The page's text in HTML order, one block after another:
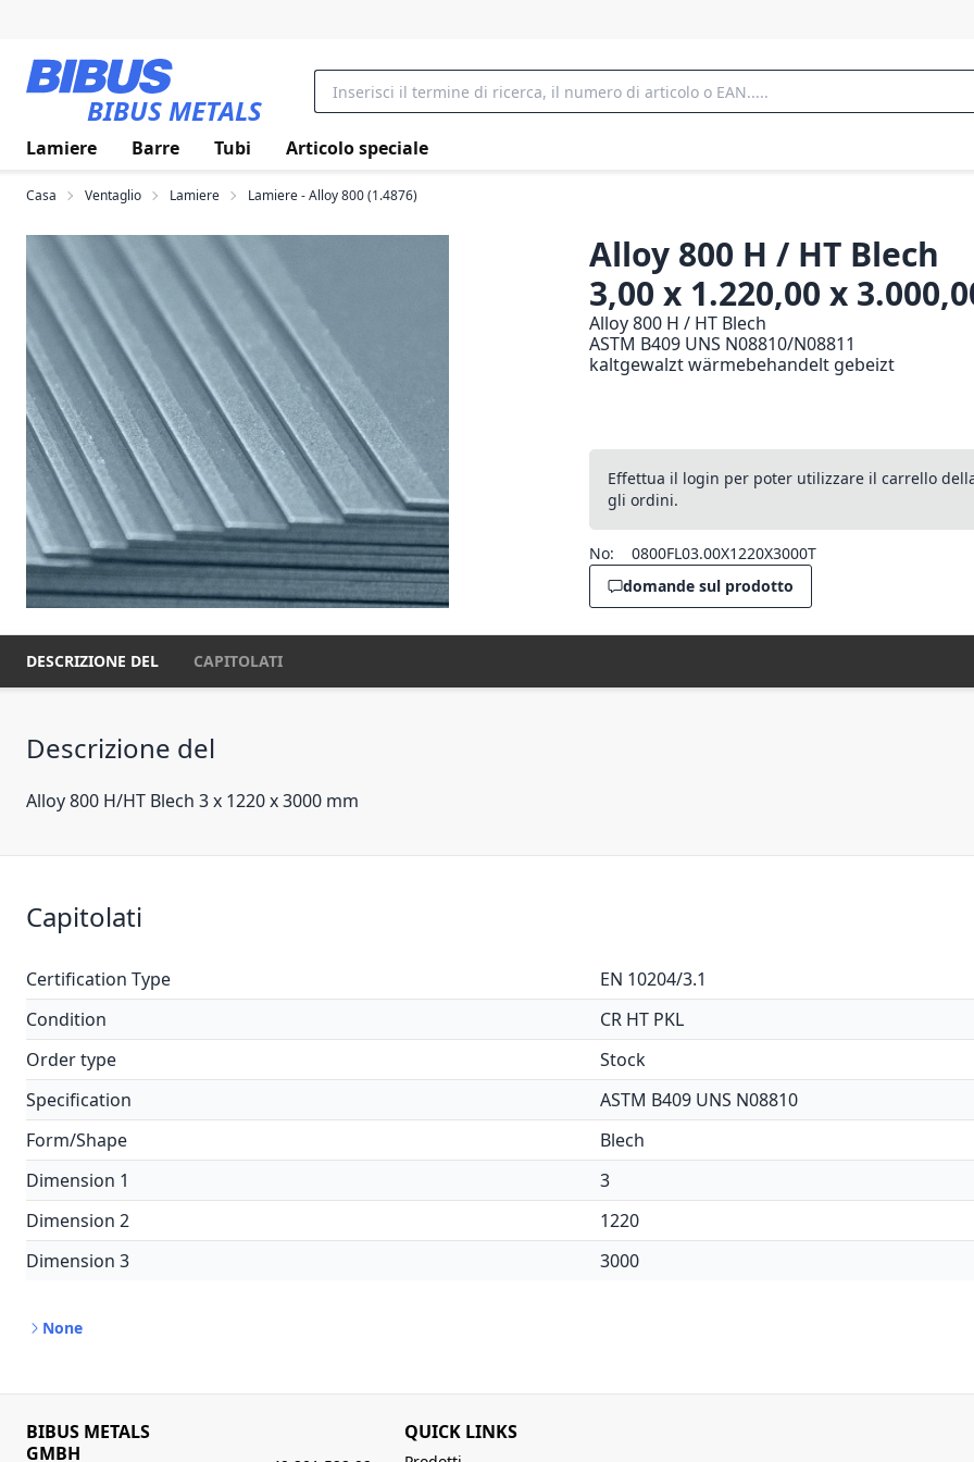
BIBUS METALS
Lamiere Barre Tubi Articolo speciale
Casa Ventaglio Lamiere Lamiere - Alloy 800 (1.4876)
Alloy 800 H / HT Blech
3,00 x 1.220,00 x
Alloy 800 H / HT Blech
ASTM B409 UNS N08810/N08811
kaltgewalzt wärmebehandelt gebeizt
Effettua il login per poter utilizzare il carrello
gli ordini.
No:
0800FL03.00X1220X3000T
domande sul prodotto
DESCRIZIONE DEL CAPITOLATI
Descrizione del
Alloy 800 H/HT Blech 3 x 1220 x 3000 mm
Capitolati
Certification Type
EN 10204/3.1
Condition
CR HT PKL
Order type
Stock
Specification
ASTM B409 UNS N08810
Form/Shape
Blech
Dimension 1
3
Dimension 2
1220
Dimension 3
3000
None
BIBUS METALS
GMBH
QUICK LINKS